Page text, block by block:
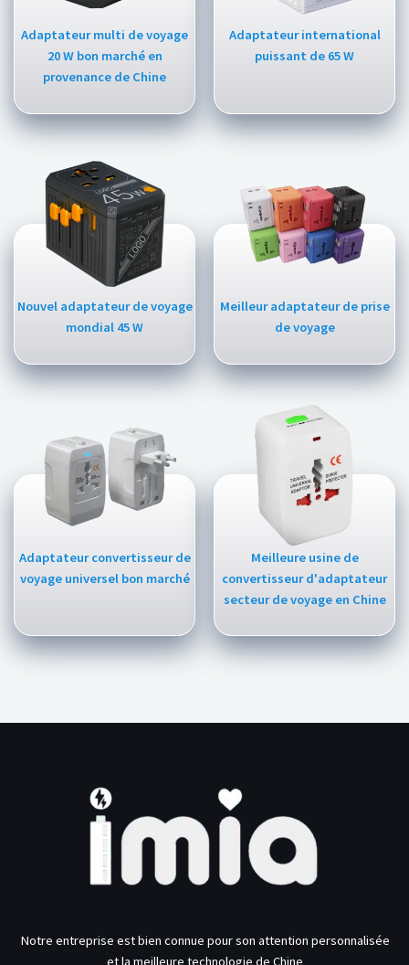
Adaptateur multi de voyage
20 W bon marché en
provenance de Chine
Adaptateur international
puissant de 65 W
Nouvel adaptateur de voyage
mondial 45 W
Meilleur adaptateur de prise
de voyage
Adaptateur convertisseur de
voyage universel bon marché
Meilleure usine de
convertisseur d'adaptateur
secteur de voyage en Chine
Notre entreprise est bien connue pour son attention personnalisée
et la meilleure technologie de Chine